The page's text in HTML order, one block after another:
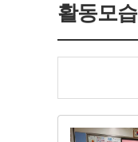
활동모습